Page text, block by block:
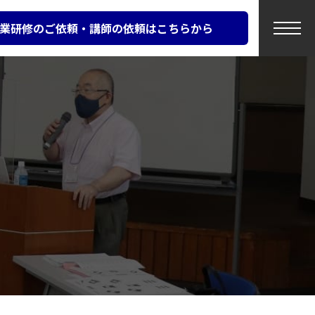
研修のご依頼・講師の依頼はこちらから